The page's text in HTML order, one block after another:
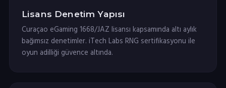
Lisans Denetim Yapısı
Curaçao eGaming 1668/JAZ lisansı kapsamında altı aylık
bağımsız denetimler. iTech Labs RNG sertifikasyonu ile
oyun adilliği güvence altında.